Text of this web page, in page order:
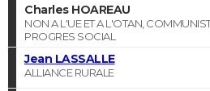
Charles HOAREAU
NON A L'UE ET A L'OTAN,
PROGRES SOCIAL
Jean LASSALLE
ALLIANCE RURALE